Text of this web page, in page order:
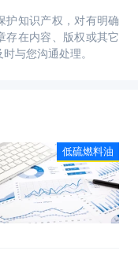
护知识产权，对有明确
存在内容、版权或其它
与您沟通处理。
低硫燃料油